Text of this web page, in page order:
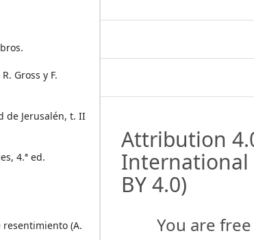
Gross y F.
de Jerusalén, t. II
4.ª ed.
resentimiento (A.
Attribution
International
BY 4.0)
You are